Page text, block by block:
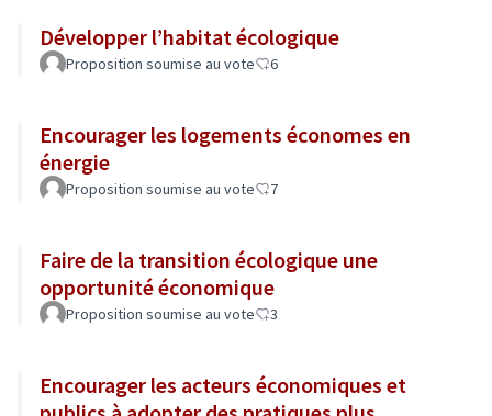
Développer l’habitat écologique
Proposition soumise au vote 6
Encourager les logements économes en
énergie
Proposition soumise au vote 7
Faire de la transition écologique une
opportunité économique
Proposition soumise au vote 3
Encourager les acteurs économiques et